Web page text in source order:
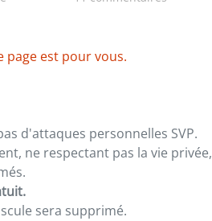
page est pour vous.
d'attaques personnelles SVP.
ne respectant pas la vie privée,
sera supprimé.